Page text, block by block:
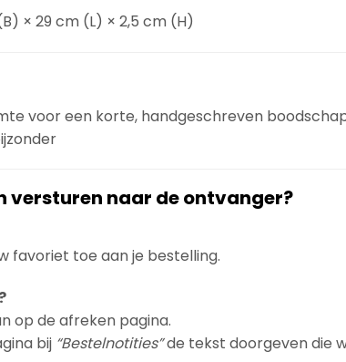
× 29 cm (L) × 2,5 cm (H)
voor een korte, handgeschreven
naar de ontvanger?
favoriet toe aan je bestelling.
op de afreken pagina.
bij “Bestelnotities”de tekst doorgeven die